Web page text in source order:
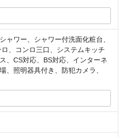
ワー、シャワー付洗面化粧台、
、コンロ三口、システムキッチ
、CS対応、BS対応、インターネ
、照明器具付き、防犯カメラ、